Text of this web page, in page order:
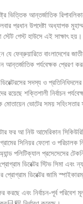
ভিত্তিক আন্তর্জাতিক
প্রধান উপদেষ্টা অধ্যাপক
গেস্ট হাউসে এই সাক্ষাৎ হয়।
যে ফেব্রুয়ারিতে বাংলাদেশের
পর্যবেক্ষক প্রেরণ
সদস্য ও প্রতিনিধিদলের
রয়েছে শক্তিশালী নির্বাচন
মোতায়েন ভোটের সময়
ফর আ নিউ আমেরিকান
সিনিয়র ফেলো ও
পলিটিক্যাল প্রসেসেসের
ডিরেক্টর স্টিভ সিমা এবং
ডিরেক্টর জামি
করছে এবং নির্বাচন-পূর্ব